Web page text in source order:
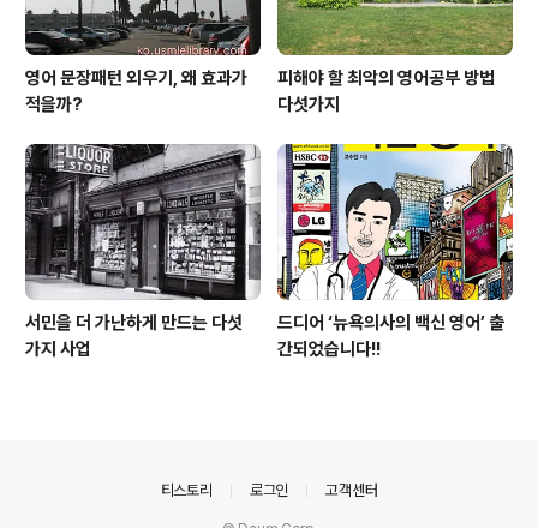
영어 문장패턴 외우기, 왜 효과가
적을까?
피해야 할 최악의 영어공부 방법
다섯가지
서민을 더 가난하게 만드는 다섯
가지 사업
드디어 ‘뉴욕의사의 백신 영어’ 출
간되었습니다!!
티스토리 로그인 고객센터